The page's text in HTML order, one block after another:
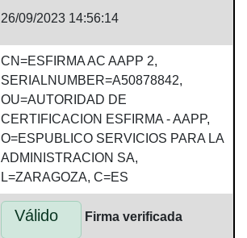
26/09/2023 14:56:14
CN=ESFIRMA AC AAPP 2,
SERIALNUMBER=A50878842,
OU=AUTORIDAD DE
CERTIFICACION ESFIRMA - AAPP,
O=ESPUBLICO SERVICIOS PARA LA
ADMINISTRACION SA,
L=ZARAGOZA, C=ES
Válido Firma verificada